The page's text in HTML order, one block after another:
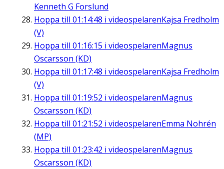
Kenneth G Forslund
Hoppa till 01:14:48 i videospelarenKajsa Fredholm
(V)
Hoppa till 01:16:15 i videospelarenMagnus
Oscarsson (KD)
Hoppa till 01:17:48 i videospelarenKajsa Fredholm
(V)
Hoppa till 01:19:52 i videospelarenMagnus
Oscarsson (KD)
Hoppa till 01:21:52 i videospelarenEmma Nohrén
(MP)
Hoppa till 01:23:42 i videospelarenMagnus
Oscarsson (KD)